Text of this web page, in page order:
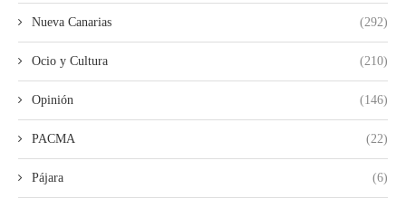
Nueva Canarias (292)
Ocio y Cultura (210)
Opinión (146)
PACMA (22)
Pájara (6)